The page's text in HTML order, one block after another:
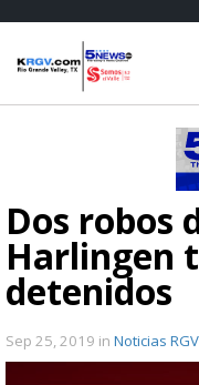
Dos robos
Harlingen
detenidos
Sep 25, 2019 in Noticias RGV